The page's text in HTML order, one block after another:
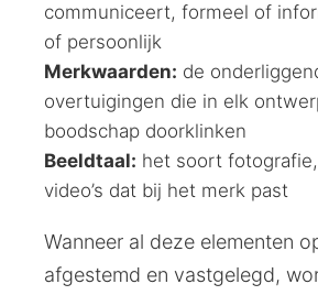
communiceert, formeel of
of persoonlijk
Merkwaarden: de
overtuigingen die in elk
boodschap doorklinken
Beeldtaal: het soort
video’s dat bij het merk past
Wanneer al deze elementen
afgestemd en vastgelegd,